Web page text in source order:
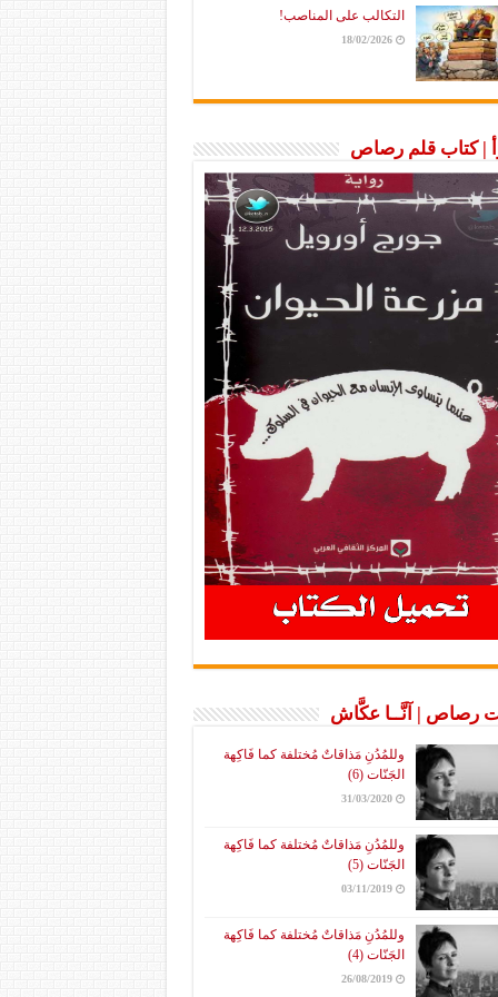
التكالب على المناصب!
18/02/2026
| كتاب قلم رصاص
رصاص | آنَّــا عكَّاش
وللمُدُنِ مَذاقاتٌ مُختلفة كما فَاكِهة
الجَنّات (6)
31/03/2020
وللمُدُنِ مَذاقاتٌ مُختلفة كما فَاكِهة
الجَنّات (5)
03/11/2019
وللمُدُنِ مَذاقاتٌ مُختلفة كما فَاكِهة
الجَنّات (4)
26/08/2019